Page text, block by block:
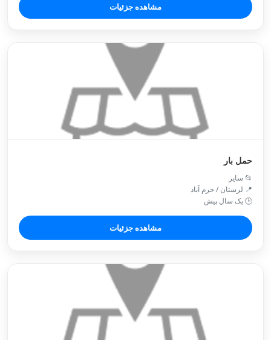
مشاهده جزئیات
حمل بار
📂 سایر
📍 لرستان / خرم آباد
🕒 یک سال پیش
مشاهده جزئیات